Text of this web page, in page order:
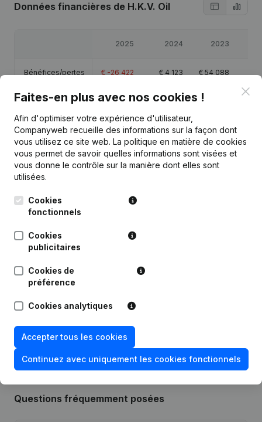
Données financières de H.K.V. Oil
2025 2024 2023
Bénéfices/pertes € -26 422 € 4 123 € 54 088
Chiffre d'affaires € 450 756 -
Capitaux propres € 608 955 €635 377 €571 254
Marge brute €124 363 €128 921 € 147 555
Demissions - Nominations
Demission(s) Nomination(s)
Questions fréquemment posées
Faites-en plus avec nos cookies !
Afin d'optimiser votre expérience d'utilisateur,
Companyweb recueille des informations sur la façon dont
vous utilisez ce site web. La politique en matière de cookies
vous permet de savoir quelles informations sont visées et
vous donne le contrôle sur la manière dont elles sont
utilisées.
Cookies
fonctionnels
Cookies
publicitaires
Cookies de
préférence
Cookies analytiques
Accepter tous les cookies
Continuez avec uniquement les cookies fonctionnels